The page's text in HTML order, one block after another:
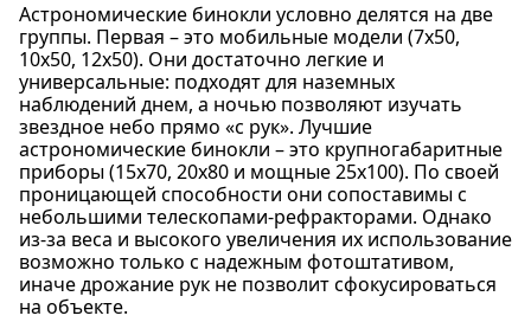
Астрономические бинокли условно делятся на две
группы. Первая – это мобильные модели (7x50,
10x50, 12x50). Они достаточно легкие и
универсальные: подходят для наземных
наблюдений днем, а ночью позволяют изучать
звездное небо прямо «с рук». Лучшие
астрономические бинокли – это крупногабаритные
приборы (15x70, 20x80 и мощные 25x100). По своей
проницающей способности они сопоставимы с
небольшими телескопами-рефракторами. Однако
из-за веса и высокого увеличения их использование
возможно только с надежным фотоштативом,
иначе дрожание рук не позволит сфокусироваться
на объекте.